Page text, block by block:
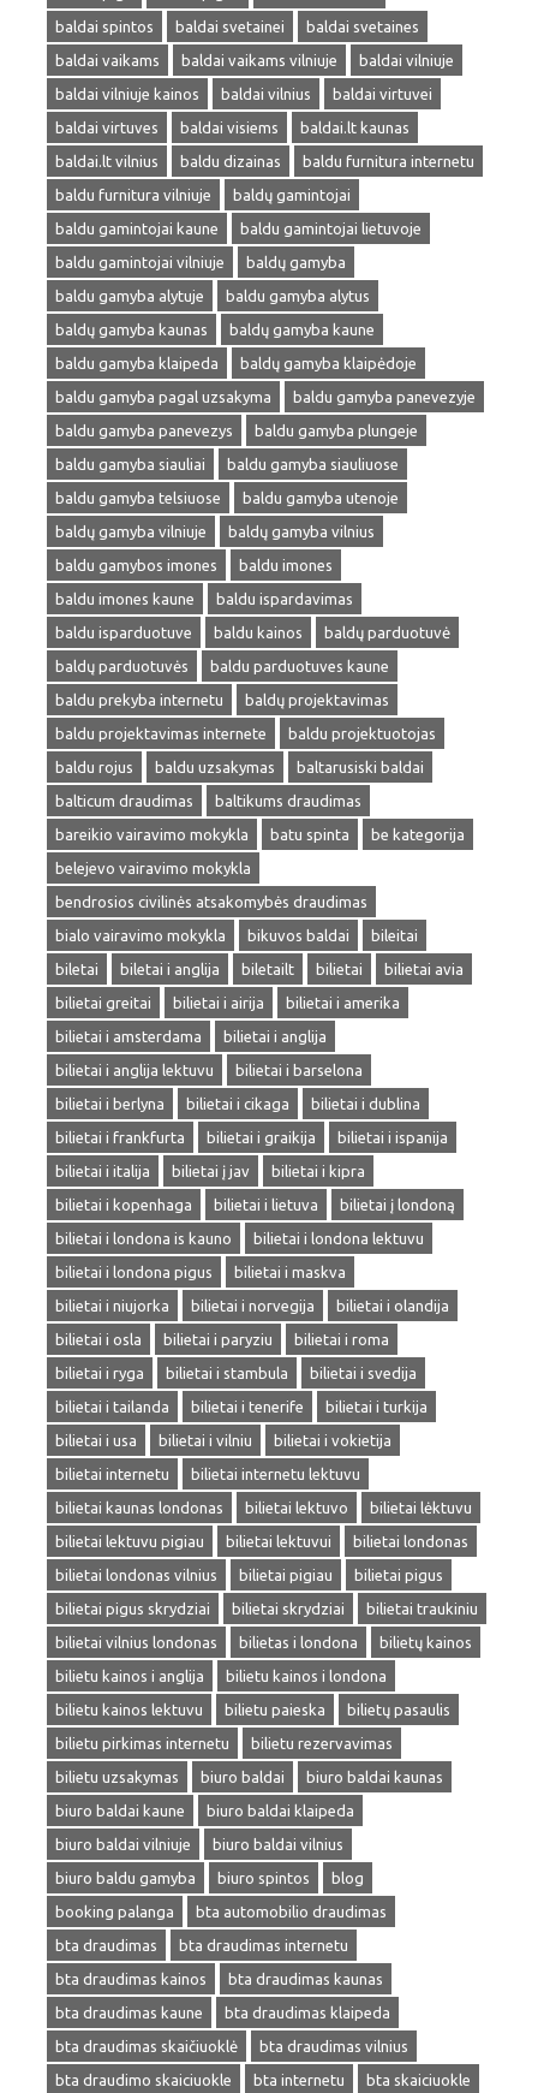
baldai spintos
baldai svetainei
baldai svetaines
baldai vaikams
baldai vaikams vilniuje
baldai vilniuje
baldai vilniuje kainos
baldai vilnius
baldai virtuvei
baldai virtuves
baldai visiems
baldai.lt kaunas
baldai.lt vilnius
baldu dizainas
baldu furnitura internetu
baldu furnitura vilniuje
baldų gamintojai
baldu gamintojai kaune
baldu gamintojai lietuvoje
baldu gamintojai vilniuje
baldų gamyba
baldu gamyba alytuje
baldu gamyba alytus
baldų gamyba kaunas
baldų gamyba kaune
baldu gamyba klaipeda
baldų gamyba klaipėdoje
baldu gamyba pagal uzsakyma
baldu gamyba panevezyje
baldu gamyba panevezys
baldu gamyba plungeje
baldu gamyba siauliai
baldu gamyba siauliuose
baldu gamyba telsiuose
baldu gamyba utenoje
baldų gamyba vilniuje
baldų gamyba vilnius
baldu gamybos imones
baldu imones
baldu imones kaune
baldu ispardavimas
baldu isparduotuve
baldu kainos
baldų parduotuvė
baldų parduotuvės
baldu parduotuves kaune
baldu prekyba internetu
baldų projektavimas
baldu projektavimas internete
baldu projektuotojas
baldu rojus
baldu uzsakymas
baltarusiski baldai
balticum draudimas
baltikums draudimas
bareikio vairavimo mokykla
batu spinta
be kategorija
belejevo vairavimo mokykla
bendrosios civilinės atsakomybės draudimas
bialo vairavimo mokykla
bikuvos baldai
bileitai
biletai
biletai i anglija biletailt bilietai
bilietai avia
bilietai greitai
bilietai i airija
bilietai i amerika
bilietai i amsterdama
bilietai i anglija
bilietai i anglija lektuvu
bilietai i barselona
bilietai i berlyna
bilietai i cikaga
bilietai i dublina
bilietai i frankfurta
bilietai i graikija
bilietai i ispanija
bilietai i italija
bilietai į jav
bilietai i kipra
bilietai i kopenhaga
bilietai i lietuva
bilietai į londoną
bilietai i londona is kauno
bilietai i londona lektuvu
bilietai i londona pigus
bilietai i maskva
bilietai i niujorka
bilietai i norvegija
bilietai i olandija
bilietai i osla
bilietai i paryziu
bilietai i roma
bilietai i ryga
bilietai i stambula
bilietai i svedija
bilietai i tailanda
bilietai i tenerife
bilietai i turkija
bilietai i usa
bilietai i vilniu
bilietai i vokietija
bilietai internetu
bilietai internetu lektuvu
bilietai kaunas londonas
bilietai lektuvo
bilietai lėktuvu
bilietai lektuvu pigiau
bilietai lektuvui
bilietai londonas
bilietai londonas vilnius
bilietai pigiau
bilietai pigus
bilietai pigus skrydziai
bilietai skrydziai
bilietai traukiniu
bilietai vilnius londonas
bilietas i londona
bilietų kainos
bilietu kainos i anglija
bilietu kainos i londona
bilietu kainos lektuvu
bilietu paieska
bilietų pasaulis
bilietu pirkimas internetu
bilietu rezervavimas
bilietu uzsakymas
biuro baldai
biuro baldai kaunas
biuro baldai kaune
biuro baldai klaipeda
biuro baldai vilniuje
biuro baldai vilnius
biuro baldu gamyba
biuro spintos
blog
booking palanga
bta automobilio draudimas
bta draudimas
bta draudimas internetu
bta draudimas kainos
bta draudimas kaunas
bta draudimas kaune
bta draudimas klaipeda
bta draudimas skaičiuoklė
bta draudimas vilnius
bta draudimo skaiciuokle
bta internetu
bta skaiciuokle